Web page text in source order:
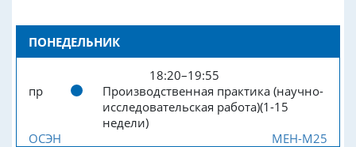
ПОНЕДЕЛЬНИК
18:20–19:55
пр
Производственная практика (научно-
исследовательская работа)(1-15
недели)
ОСЭН
МЕН-М25